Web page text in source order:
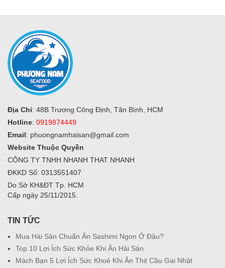
Địa Chỉ: 48B Trương Công Định, Tân Bình, HCM
Hotline: 0919874449
Email: phuongnamhaisan@gmail.com
Website Thuộc Quyền
CÔNG TY TNHH NHANH THAT NHANH
ĐKKD Số: 0313551407
Do Sở KH&ĐT Tp. HCM
Cấp ngày 25/11/2015.
TIN TỨC
Mua Hải Sản Chuẩn Ăn Sashimi Ngon Ở Đâu?
Top 10 Lợi Ích Sức Khỏe Khi Ăn Hải Sản
Mách Bạn 5 Lợi Ích Sức Khoẻ Khi Ăn Thịt Cầu Gai Nhật